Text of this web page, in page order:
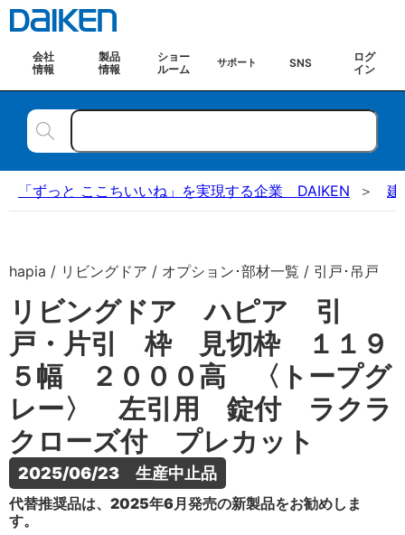
会社
情報
製品
情報
ショー
ルーム
サポート SNS
ログ
イン
「ずっと ここちいいね」を実現する企業 DAIKEN 建
hapia / リビングドア / オプション･部材一覧 / 引戸･吊戸
リビングドア ハピア 引
戸・片引 枠 見切枠 １１９
５幅 ２０００高 〈トープグ
レー〉 左引用 錠付 ラクラ
クローズ付 プレカット
2025/06/23　生産中止品
代替推奨品は、2025年6月発売の新製品をお勧めしま
す。